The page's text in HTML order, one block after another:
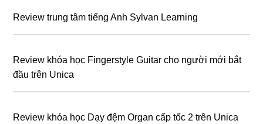
Review trung tâm tiếng Anh Sylvan Learning
Review khóa học Fingerstyle Guitar cho người mới bắt
đầu trên Unica
Review khóa học Dạy đệm Organ cấp tốc 2 trên Unica